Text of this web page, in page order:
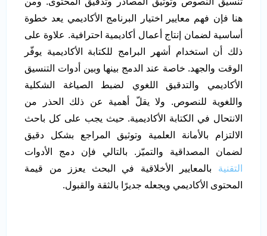
هنا فإن فهم معايير اختيار البرنامج الأكاديمي يعد خطوة
أساسية لضمان إنتاج أعمال أكاديمية احترافية. علاوة على
ذلك أن استخدام أشهر البرامج للكتابة الأكاديمية يوفّر
الوقت والجهد. خاصة عند الدمج بينها وبين أدوات التنسيق
الأكاديمي والتدقيق اللغوي لضبط الصياغة الشكلية
واللغوية للنصوص. ولا يقلّ أهمية عن ذلك الحذر من
الانتحال في الكتابة الأكاديمية. حيث يجب على كل باحث
الالتزام بالأمانة العلمية وتوثيق المراجع بشكل دقيق
لضمان المصداقية والتميّز. بالتالي فإن دمج الأدوات
التقنية بالمعايير الأخلاقية في البحث يعزز من قيمة
المحتوى الأكاديمي ويجعله جديرًا بالثقة والقبول.